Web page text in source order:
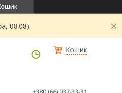
08.08).
Кошик